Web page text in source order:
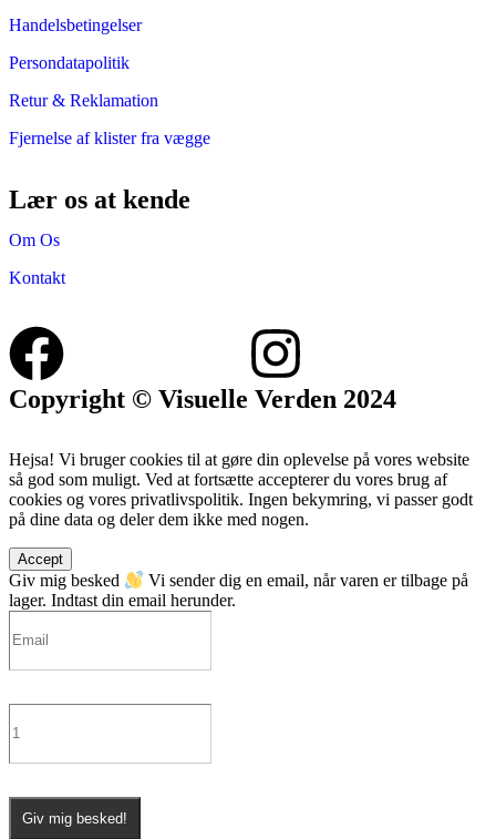
Handelsbetingelser
Persondatapolitik
Retur & Reklamation
Fjernelse af klister fra vægge
Lær os at kende
Om Os
Kontakt
Copyright © Visuelle Verden 2024
Hejsa! Vi bruger cookies til at gøre din oplevelse på vores website
så god som muligt. Ved at fortsætte accepterer du vores brug af
cookies og vores privatlivspolitik. Ingen bekymring, vi passer godt
på dine data og deler dem ikke med nogen.
Accept
Giv mig besked
Vi sender dig en email, når varen er tilbage på
lager. Indtast din email herunder.
Giv mig besked!